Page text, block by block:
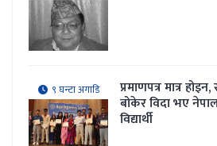
९ घन्टा अगाडि प्रमाणपत्र मात्र
बोकेर विदा भए
विद्यार्थी